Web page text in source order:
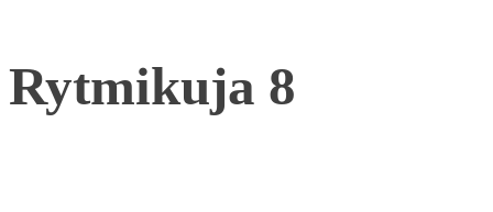
Rytmikuja 8